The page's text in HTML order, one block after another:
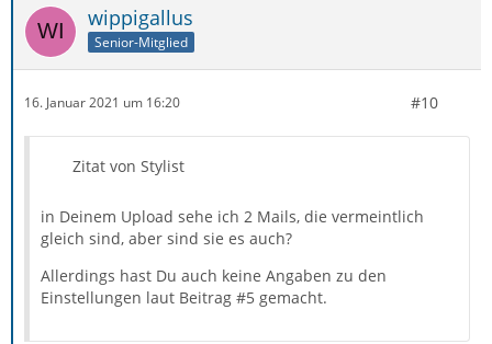
wippigallus
Senior-Mitglied
16. Januar 2021 um 16:20 #10
Zitat von Stylist
in Deinem Upload sehe ich 2 Mails, die vermeintlich
gleich sind, aber sind sie es auch?
Allerdings hast Du auch keine Angaben zu den
Einstellungen laut Beitrag #5 gemacht.